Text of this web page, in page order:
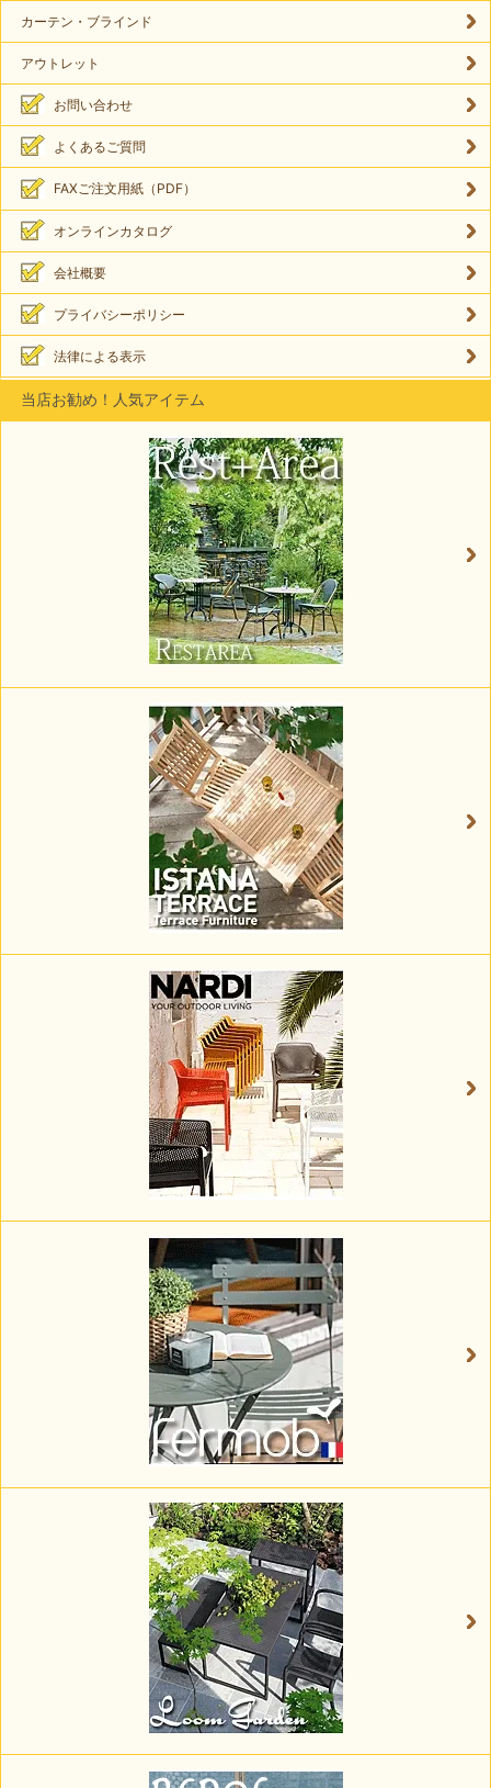
カーテン・ブラインド
アウトレット
お問い合わせ
よくあるご質問
FAXご注文用紙（PDF）
オンラインカタログ
会社概要
プライバシーポリシー
法律による表示
当店お勧め！人気アイテム